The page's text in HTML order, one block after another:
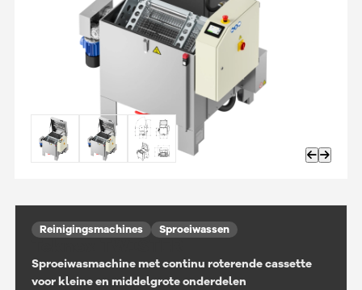
Reinigingsmachines Sproeiwassen
Sproeiwasmachine met continu roterende cassette
voor kleine en middelgrote onderdelen